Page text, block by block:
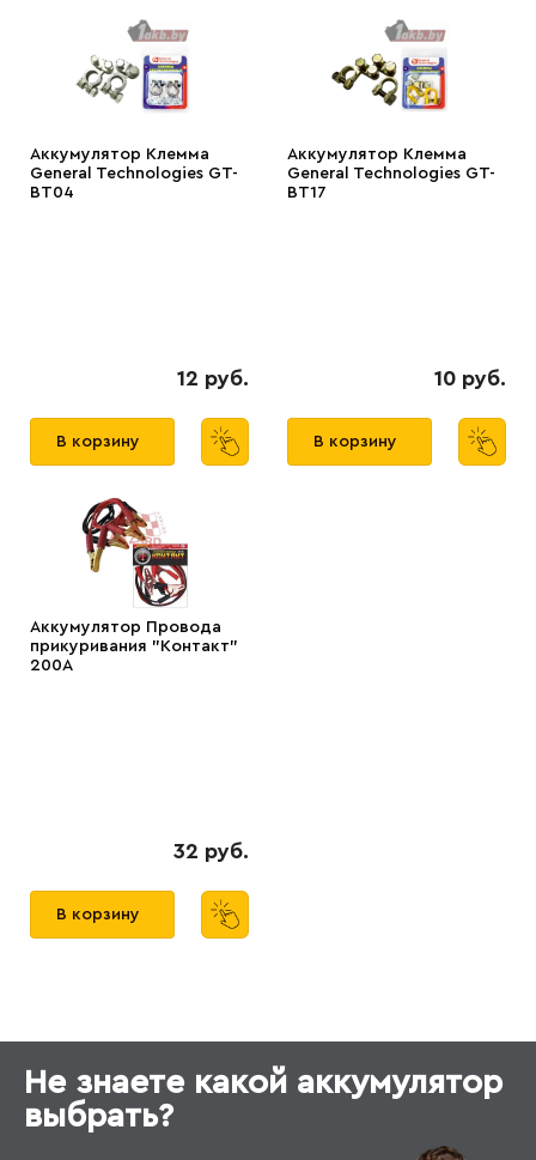
Аккумулятор Клемма
General Technologies GT-
BT04
12 руб.
В корзину
Аккумулятор Клемма
General Technologies GT-
BT17
10 руб.
В корзину
Аккумулятор Провода
прикуривания "Контакт"
200А
32 руб.
В корзину
Не знаете какой аккумулятор
выбрать?